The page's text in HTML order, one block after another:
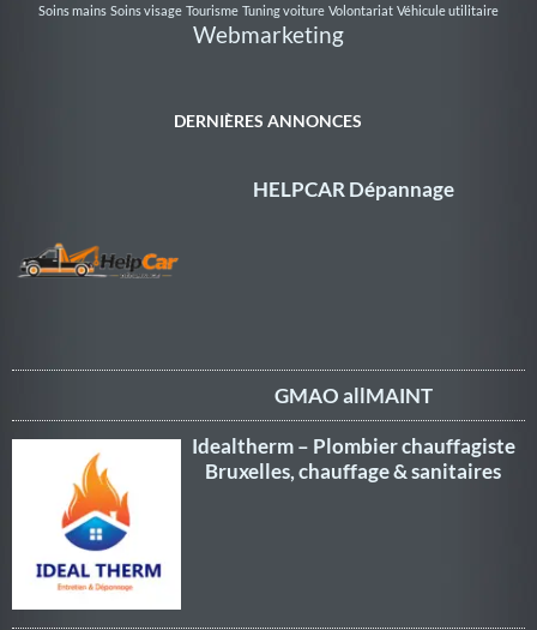
Soins mains Soins visage Tourisme Tuning voiture Volontariat Véhicule utilitaire
Webmarketing
DERNIÈRES ANNONCES
HELPCAR Dépannage
GMAO allMAINT
Idealtherm – Plombier chauffagiste
Bruxelles, chauffage & sanitaires